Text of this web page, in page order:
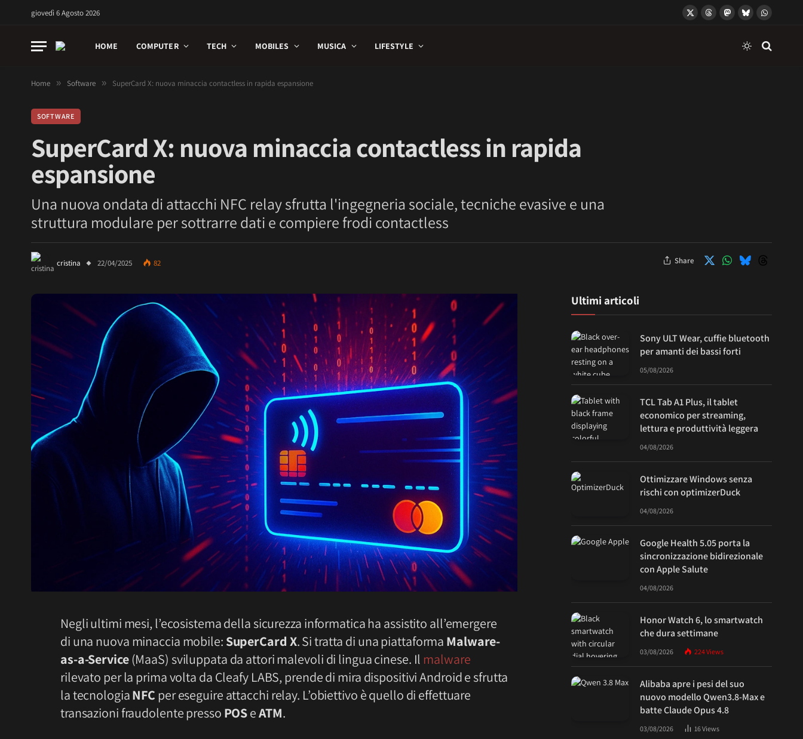
giovedì 6 Agosto 2026
X
ThreadsMastodon
BlueskyWhatsApp
HOME COMPUTER TECH MOBILES MUSICA LIFESTYLE
Home » Software » SuperCard X: nuova minaccia contactless in rapida espansione
SOFTWARE
SuperCard X: nuova minaccia contactless in rapida
espansione
Una nuova ondata di attacchi NFC relay sfrutta l'ingegneria sociale, tecniche evasive e una
struttura modulare per sottrarre dati e compiere frodi contactless
cristina 22/04/2025 82 Share
Negli ultimi mesi, l’ecosistema della sicurezza informatica ha assistito all’emergere
di una nuova minaccia mobile: SuperCard X. Si tratta di una piattaforma Malware-
as-a-Service(MaaS) sviluppata da attori malevoli di lingua cinese. Il malware
rilevato per la prima volta da Cleafy LABS, prende di mira dispositivi Android e sfrutta
la tecnologiaNFC per eseguire attacchi relay. L’obiettivo è quello di effettuare
transazioni fraudolente presso POSeATM.
Ultimi articoli
Sony ULT Wear, cuffie bluetooth
per amanti dei bassi forti
05/08/2026
TCL Tab A1 Plus, il tablet
economico per streaming,
lettura e produttività leggera
04/08/2026
Ottimizzare Windows senza
rischi con optimizerDuck
04/08/2026
Google Health 5.05 porta la
sincronizzazione bidirezionale
con Apple Salute
04/08/2026
Honor Watch 6, lo smartwatch
che dura settimane
03/08/2026 224Views
Alibaba apre i pesi del suo
nuovo modello Qwen3.8-Max e
batte Claude Opus 4.8
03/08/2026 16Views